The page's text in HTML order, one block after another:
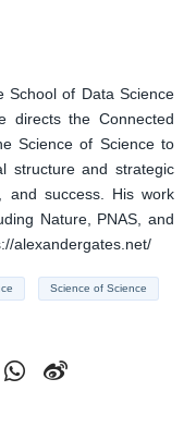
School of Data Science
directs the Connected
Science of Science to
structure and strategic
and success. His work
Nature, PNAS, and
alexandergates.net/
Science of Science